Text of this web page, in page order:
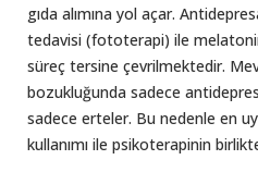
gıda alımına yol açar.
tedavisi (fototerapi) ile melatonin
süreç tersine çevrilmektedir.
bozukluğunda sadece
sadece erteler. Bu nedenle en
kullanımı ile psikoterapinin